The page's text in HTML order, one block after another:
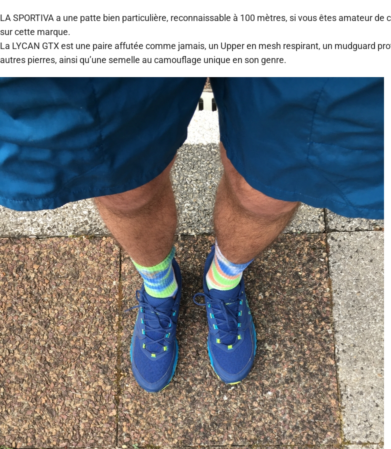
LA SPORTIVA a une patte bien particulière, reconnaissable à 100 mètres, si vous êtes amateur de
sur cette marque.
La LYCAN GTX est une paire affutée comme jamais, un Upper en mesh respirant, un mudguard
autres pierres, ainsi qu’une semelle au camouflage unique en son genre.